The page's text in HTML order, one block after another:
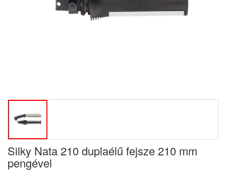
Silky Nata 210 duplaélű fejsze 210 mm
pengével